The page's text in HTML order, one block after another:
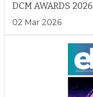
DCM AWARDS 2026
02 Mar 2026